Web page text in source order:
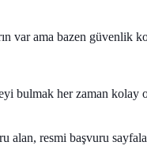
var ama bazen güvenlik
bulmak her zaman
alan, resmi başvuru